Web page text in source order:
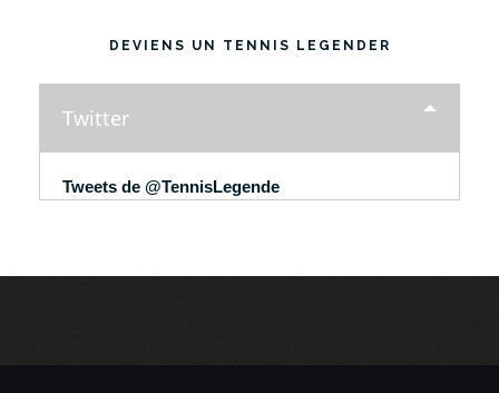
DEVIENS UN TENNIS LEGENDER
Twitter
Tweets de @TennisLegende